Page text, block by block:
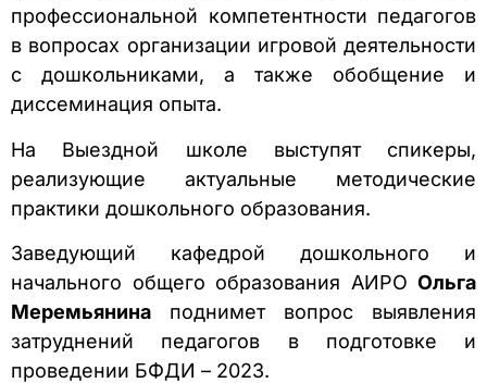
профессиональной компетентности педагогов
в вопросах организации игровой деятельности
с дошкольниками, а также обобщение и
диссеминация опыта.
На Выездной школе выступят спикеры,
реализующие актуальные методические
практики дошкольного образования.
Заведующий кафедрой дошкольного и
начального общего образования АИРО Ольга
Меремьянина поднимет вопрос выявления
затруднений педагогов в подготовке и
проведении БФДИ – 2023.